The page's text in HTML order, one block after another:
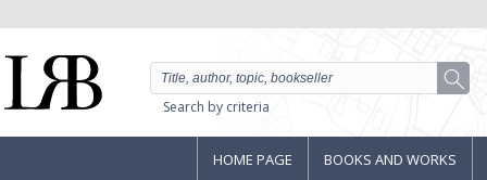
Search by criteria
HOME PAGE BOOKS AND WORKS